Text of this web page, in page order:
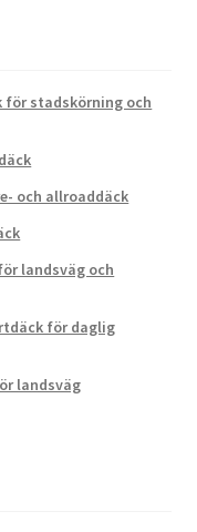
för stadskörning och
och allroaddäck
landsväg och
för daglig
landsväg